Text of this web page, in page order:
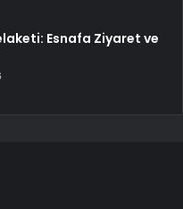
Esnafa Ziyaret ve